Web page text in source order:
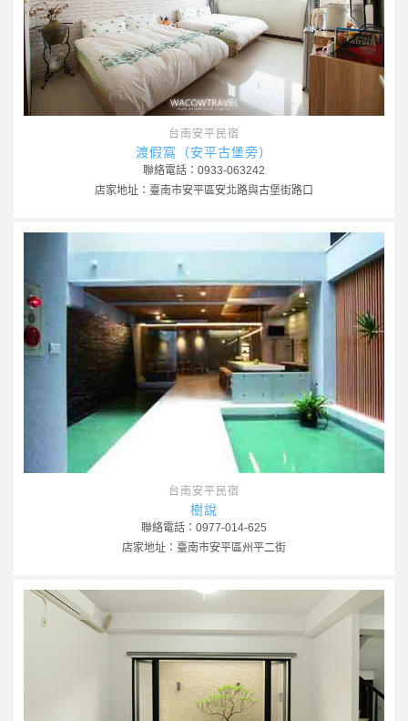
台南安平民宿
渡假窩（安平古堡旁）
聯絡電話：0933-063242
店家地址：臺南市安平區安北路與古堡街路口
台南安平民宿
樹說
聯絡電話：0977-014-625
店家地址：臺南市安平區州平二街